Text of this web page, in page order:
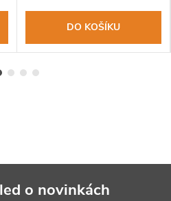
DO KOŠÍKU
o novinkách